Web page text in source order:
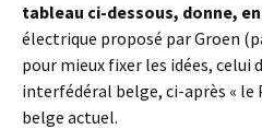
tableau ci-dessous, donne,
électrique proposé par Groen
pour mieux fixer les idées, celui
interfédéral belge, ci-après « le
belge actuel.